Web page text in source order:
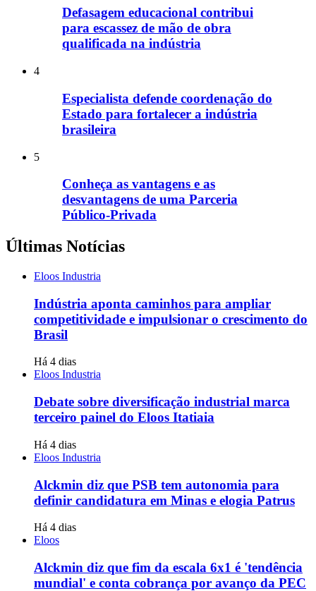
Defasagem educacional contribui
para escassez de mão de obra
qualificada na indústria
4
Especialista defende coordenação do
Estado para fortalecer a indústria
brasileira
5
Conheça as vantagens e as
desvantagens de uma Parceria
Público-Privada
Últimas Notícias
Eloos Industria
Indústria aponta caminhos para ampliar
competitividade e impulsionar o crescimento do
Brasil
Há 4 dias
Eloos Industria
Debate sobre diversificação industrial marca
terceiro painel do Eloos Itatiaia
Há 4 dias
Eloos Industria
Alckmin diz que PSB tem autonomia para
definir candidatura em Minas e elogia Patrus
Há 4 dias
Eloos
Alckmin diz que fim da escala 6x1 é 'tendência
mundial' e conta cobrança por avanço da PEC